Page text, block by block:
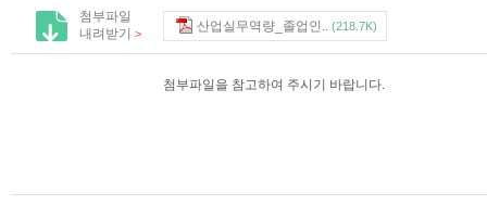
첨부파일
내려받기 > 산업실무역량_졸업인.. (218.7K)
첨부파일을 참고하여 주시기 바랍니다.